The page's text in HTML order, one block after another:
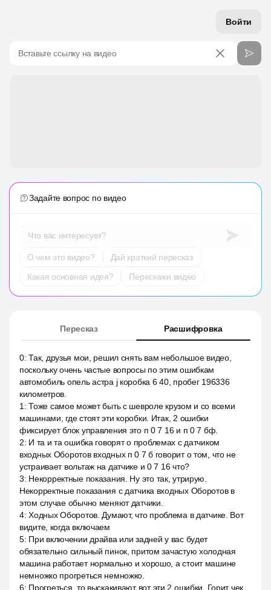
Войти
Вставьте ссылку на видео
Задайте вопрос по видео
Что вас интересует?
О чем это видео?
Дай краткий пересказ
Какая основная идея?
Перескажи видео
Пересказ Расшифровка
0:Так, друзья мои, решил снять вам небольшое видео,
поскольку очень частые вопросы по этим ошибкам
автомобиль опель астра j коробка 6 40, пробег 196336
километров.
1 :Тоже самое может быть с шевроле крузом и со всеми
машинами, где стоят эти коробки. Итак, 2 ошибки
фиксирует блок управления это п 0 7 16 и п 0 7 бф.
2: И та и та ошибка говорят о проблемах с датчиком
входных Оборотов входных п 0 7 б говорит о том, что не
устраивает вольтаж на датчике и 0 7 16 что?
3: Некорректные показания. Ну это так, утрирую.
Некорректные показания с датчика входных Оборотов в
этом случае обычно меняют датчики.
4:Ходных Оборотов. Думают, что проблема в датчике. Вот
видите, когда включаем
5: При включении драйва или задней у вас будет
обязательно сильный пинок, притом зачастую холодная
машина работает нормально и хорошо, а стоит машине
немножко прогреться немножко.
6: Прогреться, то выскакивают вот эти 2 ошибки. Горит чек.